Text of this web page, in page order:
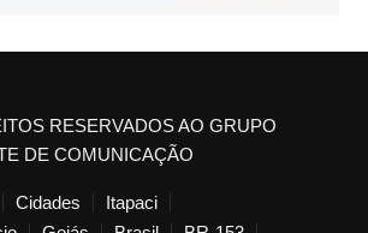
RESERVADOS AO GRUPO
DE COMUNICAÇÃO
Cidades
Itapaci